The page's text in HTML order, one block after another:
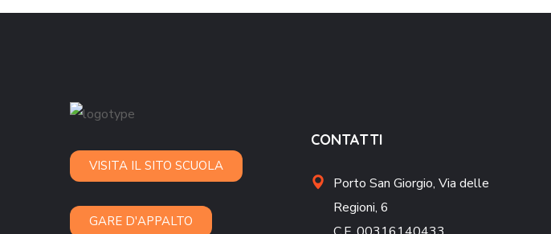
VISITA IL SITO SCUOLA
GARE D'APPALTO
CONTATTI
Porto San Giorgio, Via delle
Regioni, 6